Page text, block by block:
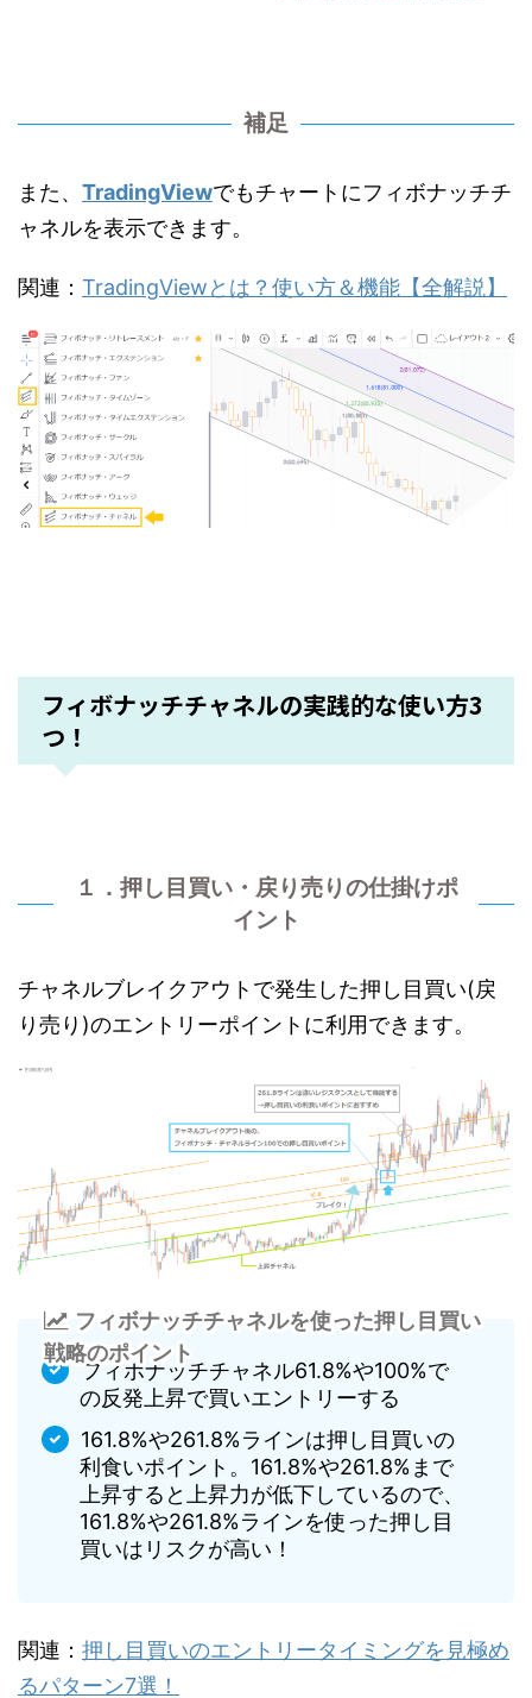
補足
また、 TradingViewでもチャートにフィボナッチチ
ャネルを表示できます。
関連： TradingViewとは？使い方＆機能【全解説】
フィボナッチチャネルの実践的な使い方3
つ！
１．押し目買い・戻り売りの仕掛けポ
イント
チャネルブレイクアウトで発生した押し目買い(戻
り売り)のエントリーポイントに利用できます。
フィボナッチチャネルを使った押し目買い
戦略のポイント
フィボナッチチャネル61.8%や100%で
の反発上昇で買いエントリーする
161.8%や261.8%ラインは押し目買いの
利食いポイント。161.8%や261.8%まで
上昇すると上昇力が低下しているので、
161.8%や261.8%ラインを使った押し目
買いはリスクが高い！
関連： 押し目買いのエントリータイミングを見極め
るパターン7選！